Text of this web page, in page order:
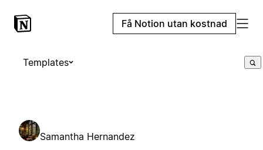
Få Notion utan kostnad
Templates
Samantha Hernandez